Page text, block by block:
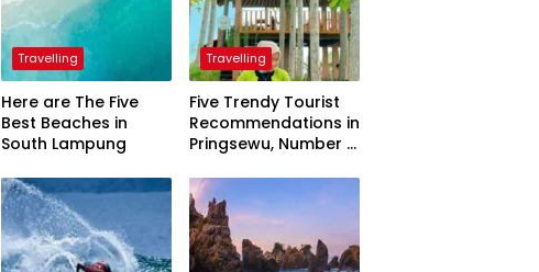
Travelling
Here are The Five
Best Beaches in
South Lampung
Travelling
Five Trendy Tourist
Recommendations in
Pringsewu, Number 3
President